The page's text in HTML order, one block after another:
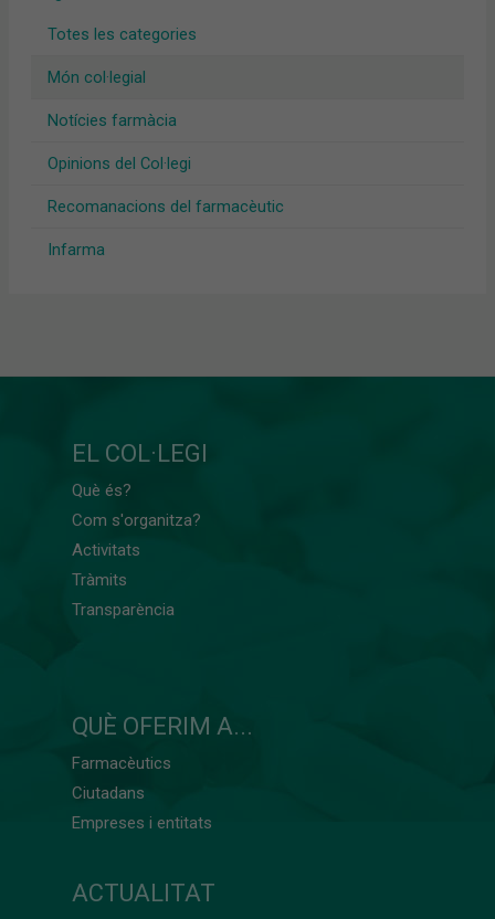
Totes les categories
Món col·legial
Notícies farmàcia
Opinions del Col·legi
Recomanacions del farmacèutic
Infarma
EL COL·LEGI
Què és?
Com s'organitza?
Activitats
Tràmits
Transparència
QUÈ OFERIM A...
Farmacèutics
Ciutadans
Empreses i entitats
ACTUALITAT